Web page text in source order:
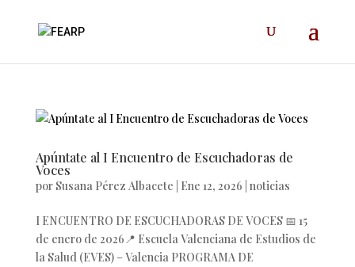
Apúntate al I Encuentro de Escuchadoras de
Voces
por Susana Pérez Albacete Ene 12, 2026 noticias
I ENCUENTRO DE ESCUCHADORAS DE VOCES 📅 15
de enero de 2026📍 Escuela Valenciana de Estudios de
la Salud (EVES) – Valencia PROGRAMA DE